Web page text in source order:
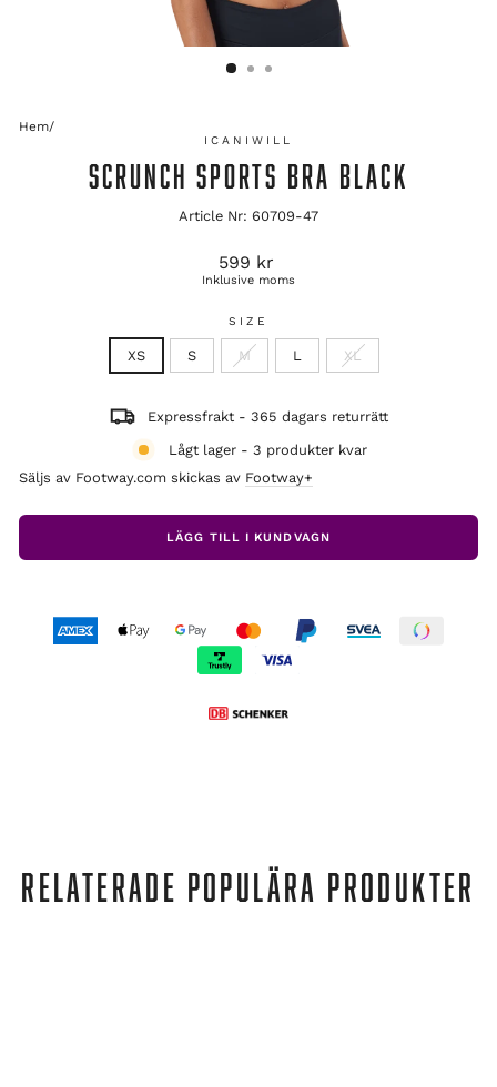
Hem/
ICANIWILL
SCRUNCH SPORTS BRA BLACK
Article Nr: 60709-47
Ordinarie
pris
599 kr
Inklusive moms
SIZE
XS S M L XL
Expressfrakt - 365 dagars returrätt
Lågt lager - 3 produkter kvar
Säljs av Footway.com skickas av Footway+
LÄGG TILL I KUNDVAGN
RELATERADE POPULÄRA PRODUKTER